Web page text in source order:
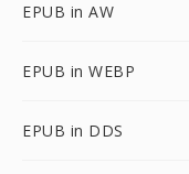
EPUB in AW
EPUB in WEBP
EPUB in DDS